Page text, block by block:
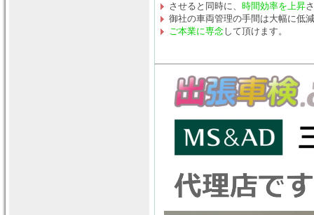
させると同時に、 時間効率を上昇
御社の車両管理の手間は大幅に低
ご本業に専念して頂けます。